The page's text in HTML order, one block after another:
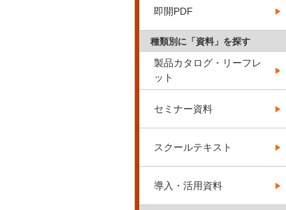
即開PDF
種類別に「資料」を探す
製品カタログ・リーフレ
ット
セミナー資料
スクールテキスト
導入・活用資料